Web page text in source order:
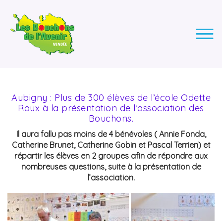
Aubigny : Plus de 300 élèves de l’école Odette
Roux à la présentation de l’association des
Bouchons.
Il aura fallu pas moins de 4 bénévoles ( Annie Fonda,
Catherine Brunet, Catherine Gobin et Pascal Terrien) et
répartir les élèves en 2 groupes afin de répondre aux
nombreuses questions, suite à la présentation de
l’association.